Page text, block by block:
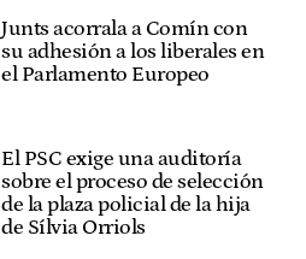
Junts acorrala a Comín con
su adhesión a los liberales en
el Parlamento Europeo
El PSC exige una auditoría
sobre el proceso de selección
de la plaza policial de la hija
de Sílvia Orriols